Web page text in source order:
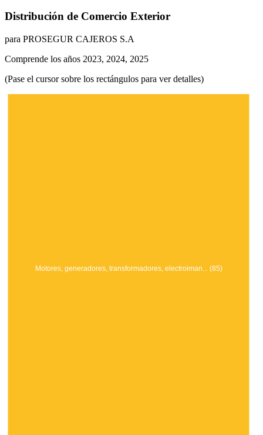
Distribución de Comercio Exterior
para PROSEGUR CAJEROS S.A
Comprende los años 2023, 2024, 2025
(Pase el cursor sobre los rectángulos para ver detalles)
Motores, generadores, transformadores, electroiman... (85)